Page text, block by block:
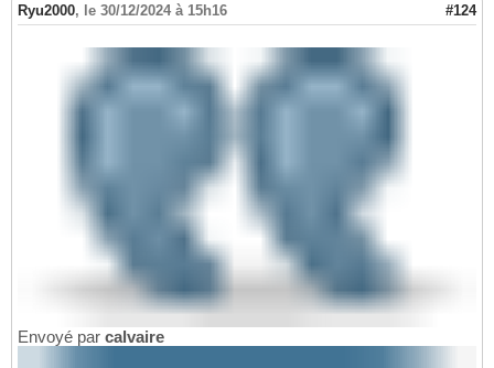
Ryu2000, le 30/12/2024 à 15h16 #124
Envoyé par calvaire